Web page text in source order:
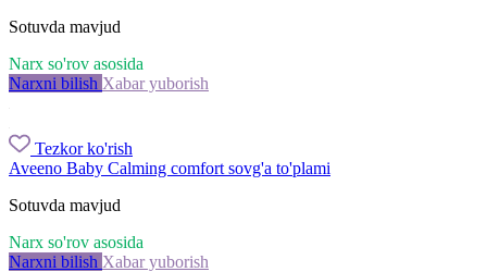
Sotuvda mavjud
Narx so'rov asosida
Narxni bilish Xabar yuborish
Tezkor ko'rish
Aveeno Baby Calming comfort sovg'a to'plami
Sotuvda mavjud
Narx so'rov asosida
Narxni bilish Xabar yuborish